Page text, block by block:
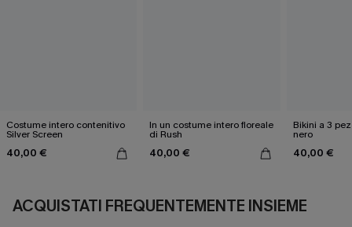
Costume intero contenitivo
Silver Screen
40,00 €
In un costume intero floreale
di Rush
40,00 €
Bikini a 3
nero
40,00 €
ACQUISTATI FREQUENTEMENTE INSIEME